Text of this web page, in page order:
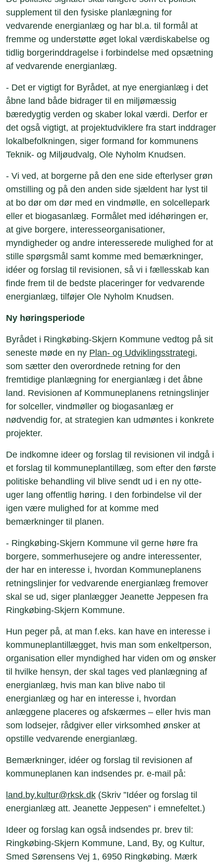
supplement til den fysiske planlægning for
vedvarende energianlæg og har bl.a. til formål at
fremme og understøtte øget lokal værdiskabelse og
tidlig borgerinddragelse i forbindelse med opsætning
af vedvarende energianlæg.
- Det er vigtigt for Byrådet, at nye energianlæg i det
åbne land både bidrager til en miljømæssig
bæredygtig verden og skaber lokal værdi. Derfor er
det også vigtigt, at projektudviklere fra start inddrager
lokalbefolkningen, siger formand for kommunens
Teknik- og Miljøudvalg, Ole Nyholm Knudsen.
- Vi ved, at borgerne på den ene side efterlyser grøn
omstilling og på den anden side sjældent har lyst til
at bo dør om dør med en vindmølle, en solcellepark
eller et biogasanlæg. Formålet med idéhøringen er,
at give borgere, interesseorganisationer,
myndigheder og andre interesserede mulighed for at
stille spørgsmål samt komme med bemærkninger,
idéer og forslag til revisionen, så vi i fællesskab kan
finde frem til de bedste placeringer for vedvarende
energianlæg, tilføjer Ole Nyholm Knudsen.
Ny høringsperiode
Byrådet i Ringkøbing-Skjern Kommune vedtog på sit
seneste møde en ny Plan- og Udviklingsstrategi,
som sætter den overordnede retning for den
fremtidige planlægning for energianlæg i det åbne
land. Revisionen af Kommuneplanens retningslinjer
for solceller, vindmøller og biogasanlæg er
nødvendig for, at strategien kan udmøntes i konkrete
projekter.
De indkomne ideer og forslag til revisionen vil indgå i
et forslag til kommuneplantillæg, som efter den første
politiske behandling vil blive sendt ud i en ny otte-
uger lang offentlig høring. I den forbindelse vil der
igen være mulighed for at komme med
bemærkninger til planen.
- Ringkøbing-Skjern Kommune vil gerne høre fra
borgere, sommerhusejere og andre interessenter,
der har en interesse i, hvordan Kommuneplanens
retningslinjer for vedvarende energianlæg fremover
skal se ud, siger planlægger Jeanette Jeppesen fra
Ringkøbing-Skjern Kommune.
Hun peger på, at man f.eks. kan have en interesse i
kommuneplantillægget, hvis man som enkeltperson,
organisation eller myndighed har viden om og ønsker
til hvilke hensyn, der skal tages ved planlægning af
energianlæg, hvis man kan blive nabo til
energianlæg og har en interesse i, hvordan
anlæggene placeres og afskærmes – eller hvis man
som lodsejer, rådgiver eller virksomhed ønsker at
opstille vedvarende energianlæg.
Bemærkninger, idéer og forslag til revisionen af
kommuneplanen kan indsendes pr. e-mail på:
land.by.kultur@rksk.dk (Skriv ”Idéer og forslag til
energianlæg att. Jeanette Jeppesen” i emnefeltet.)
Ideer og forslag kan også indsendes pr. brev til:
Ringkøbing-Skjern Kommune, Land, By, og Kultur,
Smed Sørensens Vej 1, 6950 Ringkøbing. Mærk